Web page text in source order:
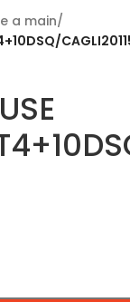
a main/